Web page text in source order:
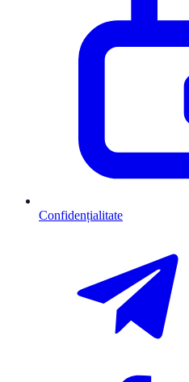
Confidențialitate